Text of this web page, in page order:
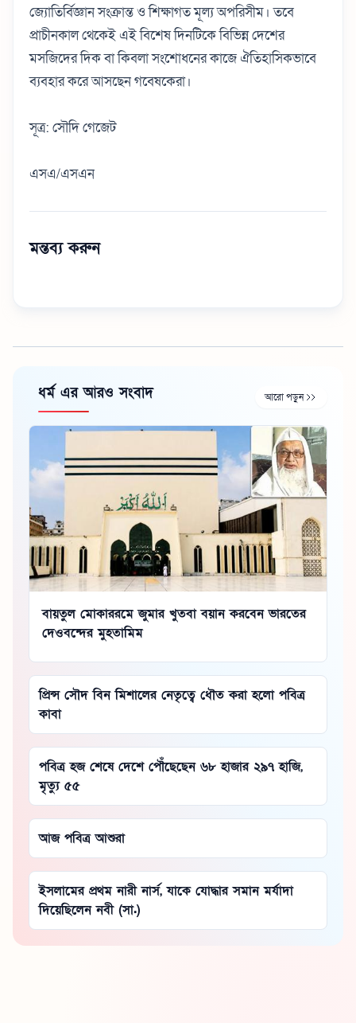
জ্যোতির্বিজ্ঞান সংক্রান্ত ও শিক্ষাগত মূল্য অপরিসীম। তবে
প্রাচীনকাল থেকেই এই বিশেষ দিনটিকে বিভিন্ন দেশের
মসজিদের দিক বা কিবলা সংশোধনের কাজে ঐতিহাসিকভাবে
ব্যবহার করে আসছেন গবেষকেরা।
সূত্র: সৌদি গেজেট
এসএ/এসএন
মন্তব্য করুন
ধর্ম এর আরও সংবাদ আরো পড়ুন
বায়তুল মোকাররমে জুমার খুতবা বয়ান করবেন ভারতের
দেওবন্দের মুহতামিম
প্রিন্স সৌদ বিন মিশালের নেতৃত্বে ধৌত করা হলো পবিত্র
কাবা
পবিত্র হজ শেষে দেশে পৌঁছেছেন ৬৮ হাজার ২৯৭ হাজি,
মৃত্যু ৫৫
আজ পবিত্র আশুরা
ইসলামের প্রথম নারী নার্স, যাকে যোদ্ধার সমান মর্যাদা
দিয়েছিলেন নবী (সা.)